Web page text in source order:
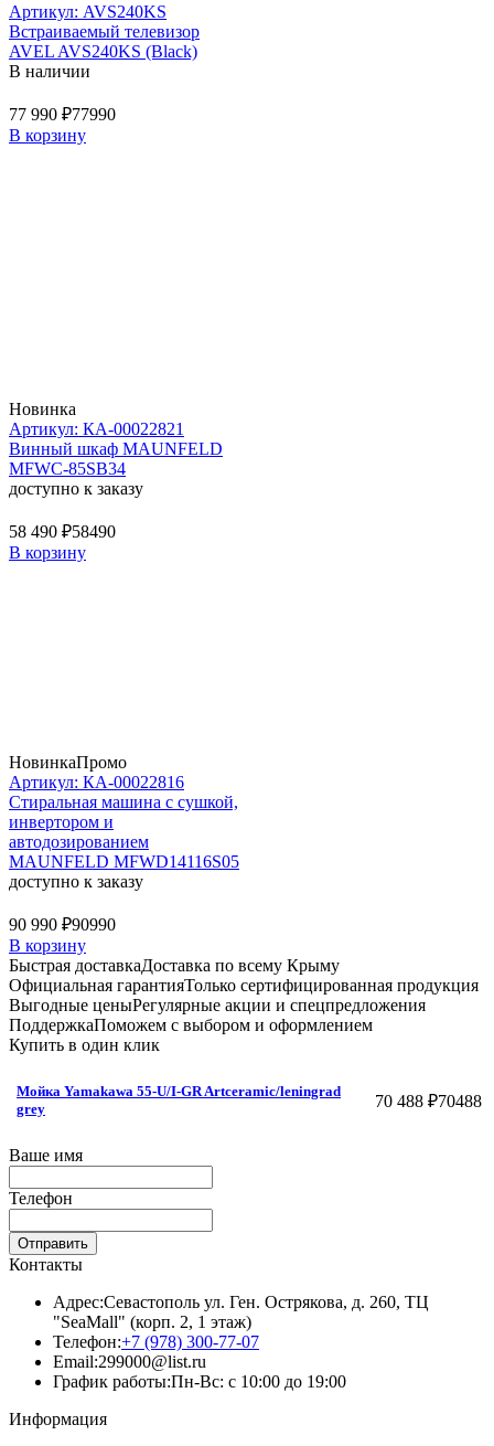
Артикул: AVS240KS
Встраиваемый телевизор
AVEL AVS240KS (Black)
В наличии
77 990 ₽77990
В корзину
Новинка
Артикул: КА-00022821
Винный шкаф MAUNFELD
MFWC-85SB34
доступно к заказу
58 490 ₽58490
В корзину
НовинкаПромо
Артикул: КА-00022816
Стиральная машина c сушкой,
инвертором и
автодозированием
MAUNFELD MFWD14116S05
доступно к заказу
90 990 ₽90990
В корзину
Быстрая доставкаДоставка по всему Крыму
Официальная гарантияТолько сертифицированная продукция
Выгодные ценыРегулярные акции и спецпредложения
ПоддержкаПоможем с выбором и оформлением
Купить в один клик
Мойка Yamakawa 55-U/I-GR Artceramic/leningrad
grey
70 488 ₽70488
Ваше имя
Телефон
Отправить
Контакты
Адрес:Севастополь ул. Ген. Острякова, д. 260, ТЦ
"SeaMall" (корп. 2, 1 этаж)
Телефон:+7 (978) 300-77-07
Email:299000@list.ru
График работы:Пн-Вс: с 10:00 до 19:00
Информация